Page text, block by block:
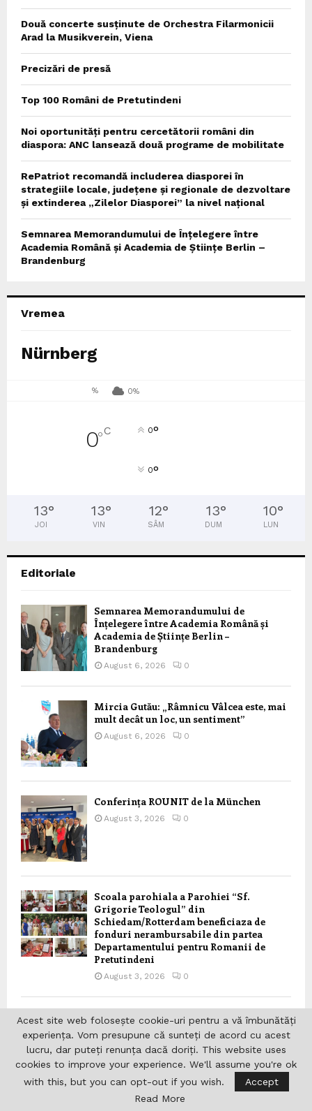
Două concerte susținute de Orchestra Filarmonicii
Arad la Musikverein, Viena
Precizări de presă
Top 100 Români de Pretutindeni
Noi oportunități pentru cercetătorii români din
diaspora: ANC lansează două programe de mobilitate
RePatriot recomandă includerea diasporei în
strategiile locale, județene și regionale de dezvoltare
și extinderea „Zilelor Diasporei” la nivel național
Semnarea Memorandumului de Înțelegere între
Academia Română și Academia de Științe Berlin –
Brandenburg
Vremea
Nürnberg
% 0%
0°C 0°
0°
13°
JOI
13°
VIN
12°
SÂM
13°
DUM
10°
LUN
Editoriale
Semnarea Memorandumului de
Înțelegere între Academia Română și
Academia de Științe Berlin –
Brandenburg
August 6, 2026 0
Mircia Gutău: „Râmnicu Vâlcea este, mai
mult decât un loc, un sentiment”
August 6, 2026 0
Conferința ROUNIT de la München
August 3, 2026 0
Scoala parohiala a Parohiei “Sf.
Grigorie Teologul” din
Schiedam/Rotterdam beneficiaza de
fonduri nerambursabile din partea
Departamentului pentru Romanii de
Pretutindeni
August 3, 2026 0
Ziua națională de comemorare a
Holocaustului împotriva romilor
August 2, 2026 0
Acest site web folosește cookie-uri pentru a vă îmbunătăți
experiența. Vom presupune că sunteți de acord cu acest
lucru, dar puteți renunța dacă doriți. This website uses
cookies to improve your experience. We'll assume you're ok
with this, but you can opt-out if you wish.
Accept
Read More